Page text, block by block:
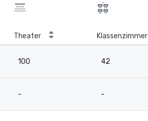
Theater Klassenzimmer
100 42
- -